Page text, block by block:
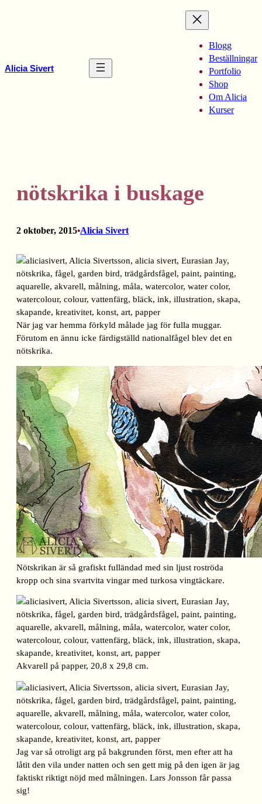
Alicia Sivert
Blogg
Beställningar
Portfolio
Shop
Om Alicia
Kurser
nötskrika i buskage
2 oktober, 2015•Alicia Sivert
När jag var hemma förkyld målade jag för fulla muggar.
Förutom en ännu icke färdigställd nationalfågel blev det en
nötskrika.
Nötskrikan är så grafiskt fulländad med sin ljust roströda
kropp och sina svartvita vingar med turkosa vingtäckare.
Akvarell på papper, 20,8 x 29,8 cm.
Jag var så otroligt arg på bakgrunden först, men efter att ha
låtit den vila under natten och sen gett mig på den igen är jag
faktiskt riktigt nöjd med målningen. Lars Jonsson får passa
sig!